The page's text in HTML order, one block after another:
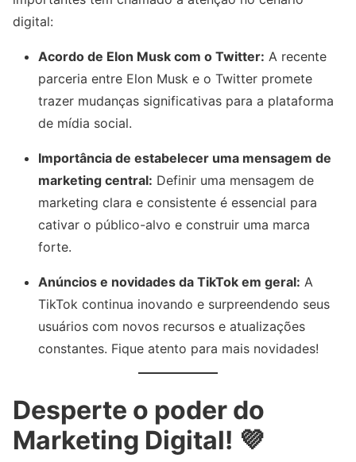
digital:
Acordo de Elon Musk com o Twitter: A recente
parceria entre Elon Musk e o Twitter promete
trazer mudanças significativas para a plataforma
de mídia social.
Importância de estabelecer uma mensagem de
marketing central: Definir uma mensagem de
marketing clara e consistente é essencial para
cativar o público-alvo e construir uma marca
forte.
Anúncios e novidades da TikTok em geral: A
TikTok continua inovando e surpreendendo seus
usuários com novos recursos e atualizações
constantes. Fique atento para mais novidades!
Desperte o poder do
Marketing Digital! 💜